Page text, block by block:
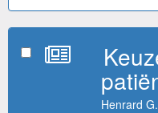
Henrard G.